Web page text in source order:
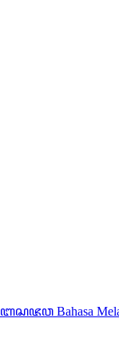
ꦧꦱꦗꦮ Bahasa